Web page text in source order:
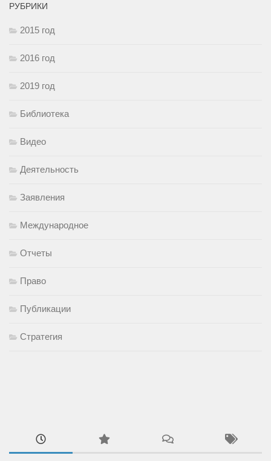
РУБРИКИ
2015 год
2016 год
2019 год
Библиотека
Видео
Деятельность
Заявления
Международное
Отчеты
Право
Публикации
Стратегия